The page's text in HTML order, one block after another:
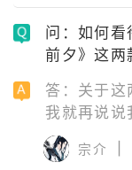
问：如何看
前夕》这两
答：关于这
我就再说说
非常棒，细
女孩的人设
宗介